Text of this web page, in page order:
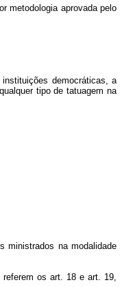
metodologia aprovada pelo
democráticas, a
tipo de tatuagem na
ministrados na modalidade
os art. 18 e art. 19,